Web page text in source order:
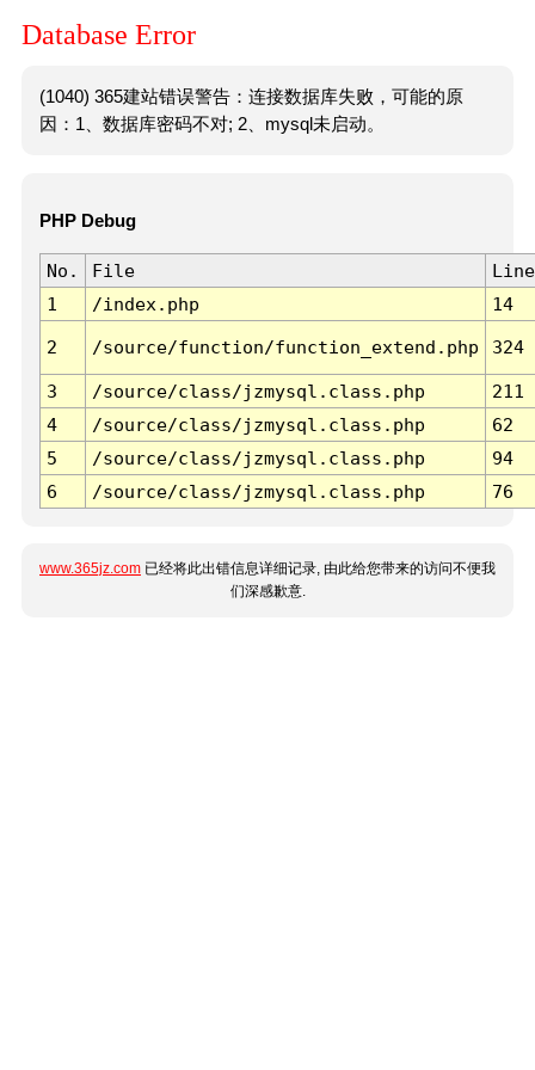
Database Error
(1040) 365建站错误警告：连接数据库失败，可能的原
因：1、数据库密码不对; 2、mysql未启动。
PHP Debug
No. File
Line
1
/index.php 14
2 /source/function/function_extend.php 324
3 /source/class/jzmysql.class.php
211
4
/source/class/jzmysql.class.php
62
5
/source/class/jzmysql.class.php
94
6
/source/class/jzmysql.class.php 76
www.365jz.com 已经将此出错信息详细记录, 由此给您带来的访问不便我
们深感歉意.